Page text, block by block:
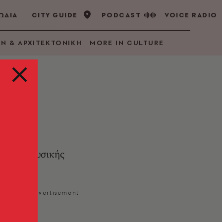
CITY GUIDE PODCAST VOICE RADIO
& ΑΡΧΙΤΕΚΤΟΝΙΚΗ MORE IN CULTURE
μουσικής